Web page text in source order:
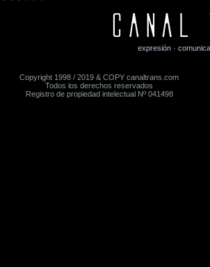
expresión ·
Copyright 1998 / 2019 & COPY canaltrans.com
Todos los derechos reservados
Registro de propiedad intelectual Nº 041498